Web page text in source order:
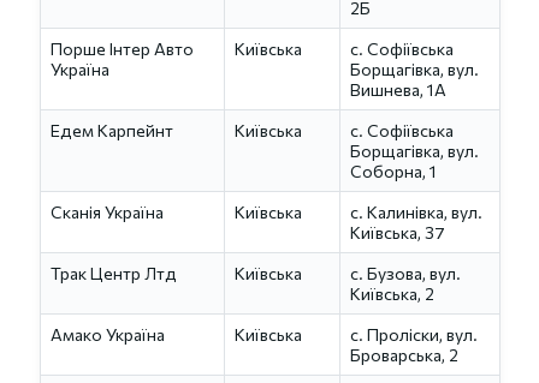
2Б
Порше Інтер Авто
Україна
Київська
с. Софіївська
Борщагівка, вул.
Вишнева, 1А
Едем Карпейнт
Київська
с. Софіївська
Борщагівка, вул.
Соборна, 1
Сканія Україна
Київська
с. Калинівка, вул.
Київська, 37
Трак Центр Лтд
Київська
с. Бузова, вул.
Київська, 2
Амако Україна
Київська
с. Проліски, вул.
Броварська, 2